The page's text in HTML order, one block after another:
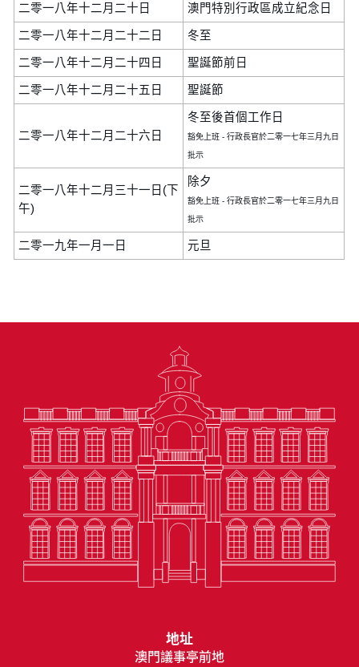
二零一八年十二月二十日 澳門特別行政區成立紀念日
二零一八年十二月二十二日 冬至
二零一八年十二月二十四日 聖誕節前日
二零一八年十二月二十五日 聖誕節
二零一八年十二月二十六日
冬至後首個工作日
豁免上班 - 行政長官於二零一七年三月九日
批示
二零一八年十二月三十一日(下
午)
除夕
豁免上班 - 行政長官於二零一七年三月九日
批示
二零一九年一月一日 元旦
地址
澳門議事亭前地